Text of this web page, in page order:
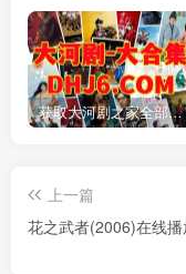
获取大河剧之家全部资源
上一篇
花之武者(2006)在线